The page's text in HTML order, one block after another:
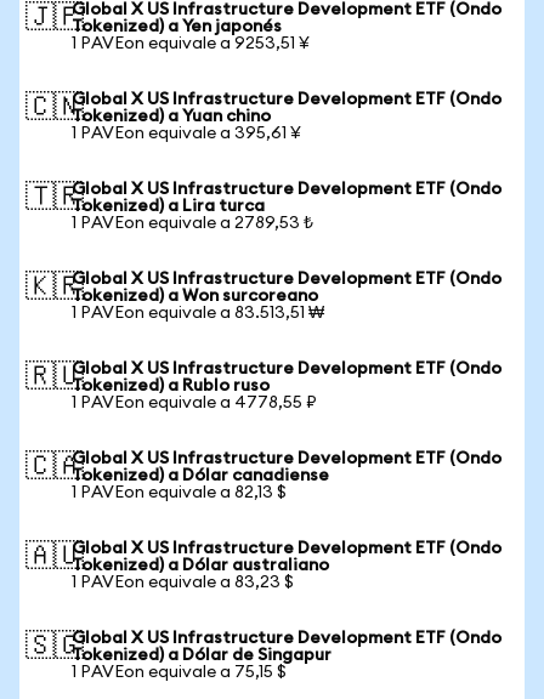
🇯🇵Global X US Infrastructure Development ETF (Ondo
Tokenized) a Yen japonés
1 PAVEon equivale a 9253,51 ¥
🇨🇳Global X US Infrastructure Development ETF (Ondo
Tokenized) a Yuan chino
1 PAVEon equivale a 395,61 ¥
🇹🇷Global X US Infrastructure Development ETF (Ondo
Tokenized) a Lira turca
1 PAVEon equivale a 2789,53 ₺
🇰🇷Global X US Infrastructure Development ETF (Ondo
Tokenized) a Won surcoreano
1 PAVEon equivale a 83.513,51 ₩
🇷🇺Global X US Infrastructure Development ETF (Ondo
Tokenized) a Rublo ruso
1 PAVEon equivale a 4778,55 ₽
🇨🇦Global X US Infrastructure Development ETF (Ondo
Tokenized) a Dólar canadiense
1 PAVEon equivale a 82,13 $
🇦🇺Global X US Infrastructure Development ETF (Ondo
Tokenized) a Dólar australiano
1 PAVEon equivale a 83,23 $
🇸🇬Global X US Infrastructure Development ETF (Ondo
Tokenized) a Dólar de Singapur
1 PAVEon equivale a 75,15 $